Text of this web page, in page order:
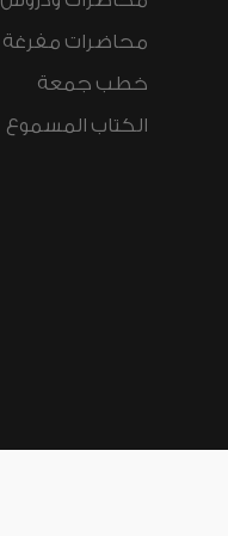
محاضرات مفرغة
خطب جمعة
الكتاب المسموع